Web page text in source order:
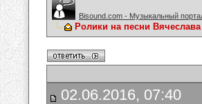
Bisound.com - Музыкальный
Ролики на песни
02.06.2016, 07:40